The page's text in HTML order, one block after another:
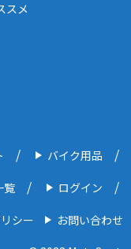
スメ
バイク用品
覧 ログイン
シー
お問い合わせ